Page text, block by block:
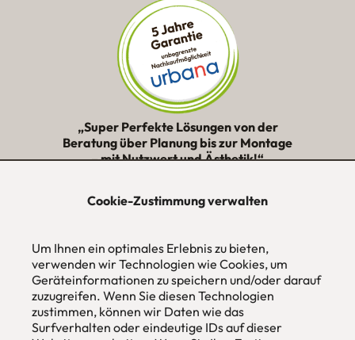
Cookie-Zustimmung verwalten
Um Ihnen ein optimales Erlebnis zu bieten,
verwenden wir Technologien wie Cookies, um
Geräteinformationen zu speichern und/oder darauf
zuzugreifen. Wenn Sie diesen Technologien
zustimmen, können wir Daten wie das
Surfverhalten oder eindeutige IDs auf dieser
„Super Perfekte Lösungen von der
Beratung über Planung bis zur Montage
– mit Nutzwert und Ästhetik!“
Individuelles Wohndesign
ohne Mehrpreis nach Maß
Hans Pinsel-Str. 1
im DreierHaus
85540Haar / München